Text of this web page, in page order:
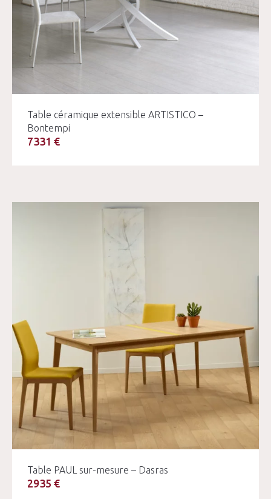
Table céramique extensible ARTISTICO –
Bontempi
7331 €
Table PAUL sur-mesure – Dasras
2935 €